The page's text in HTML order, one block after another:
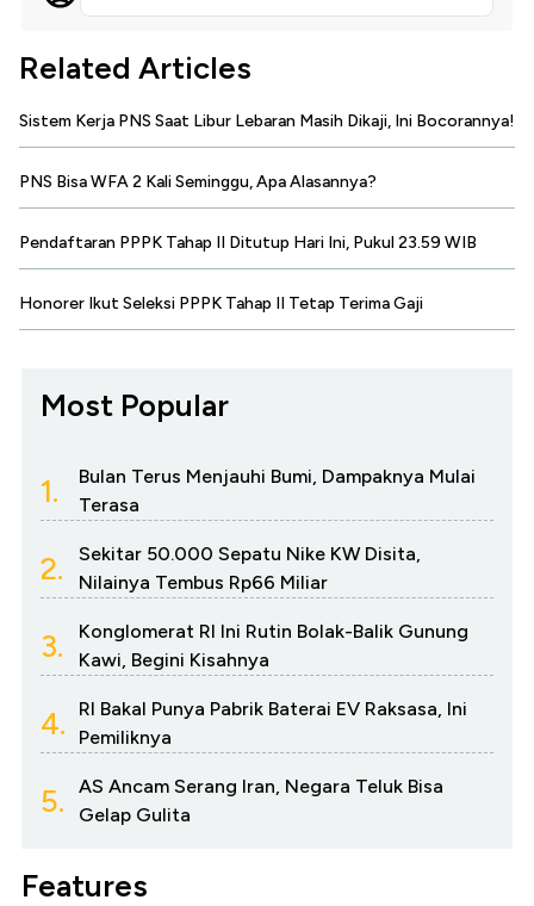
Related Articles
Sistem Kerja PNS Saat Libur Lebaran Masih Dikaji, Ini Bocorannya!
PNS Bisa WFA 2 Kali Seminggu, Apa Alasannya?
Pendaftaran PPPK Tahap II Ditutup Hari Ini, Pukul 23.59 WIB
Honorer Ikut Seleksi PPPK Tahap II Tetap Terima Gaji
Most Popular
1.
Bulan Terus Menjauhi Bumi, Dampaknya Mulai
Terasa
2.
Sekitar 50.000 Sepatu Nike KW Disita,
Nilainya Tembus Rp66 Miliar
3.
Konglomerat RI Ini Rutin Bolak-Balik Gunung
Kawi, Begini Kisahnya
4.
RI Bakal Punya Pabrik Baterai EV Raksasa, Ini
Pemiliknya
5.
AS Ancam Serang Iran, Negara Teluk Bisa
Gelap Gulita
Features